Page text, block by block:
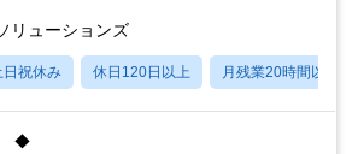
リューションズ
日祝休み 休日120日以上 月残業20時間以内
◆